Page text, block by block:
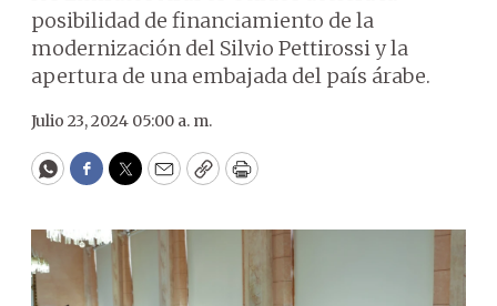
posibilidad de financiamiento de la
modernización del Silvio Pettirossi y la
apertura de una embajada del país árabe.
Julio 23, 2024 05:00 a. m.
WhatsApp
Facebook
Twitter
EmailCopyPrint